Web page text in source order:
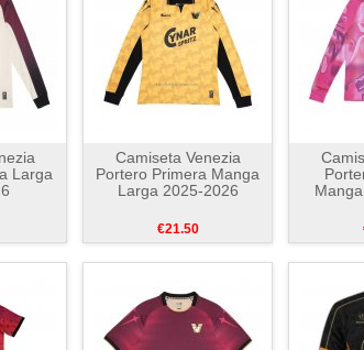
Larga
Camiseta Venezia
Portero Primera Manga
Larga 2025-2026
€21.50